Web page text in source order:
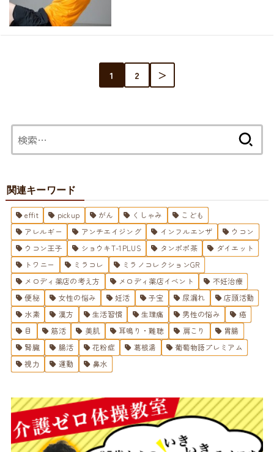
1 2 ＞
索:
関連キーワード
effit pickup がん くしゃみ
こども
アレルギー
アンチエイジング インフルエンザ
ウコン
ウコン王子
ショウキT-1PLUS タンポポ茶
ダイエット
トワニー
ミラコレ
ミラノコレクションGR
メロディ薬店の考え方
メロディ薬店イベント
不妊治療
便秘
女性の悩み 妊活 子宝 尿漏れ
店頭活動
水素
漢方 生活習慣 生理痛 男性の悩み
癌
目
筋活 美肌 耳鳴り・難聴 肩こり
胃腸
腎臓
腸活 花粉症 葛根湯
葡萄物語プレミアム
視力
運動 鼻水